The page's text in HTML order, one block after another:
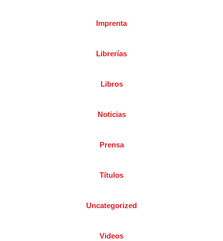
Imprenta
Librerías
Libros
Noticias
Prensa
Títulos
Uncategorized
Videos